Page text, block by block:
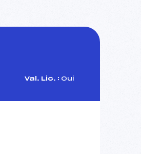
Val. Lic. : Oui